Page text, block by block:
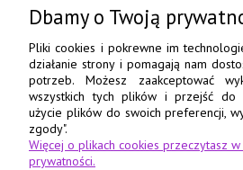
85-078
798 560 760
52 345 73
e-pasmanteria@e-
8:00 - 16:00
Dbamy o Twoją
Pliki cookies i pokrewne im
działanie strony i pomagają nam
potrzeb. Możesz zaakceptować
wszystkich tych plików i przejść do
użycie plików do swoich preferencji,
zgody".
Więcej o plikach cookies przeczytasz
prywatności.